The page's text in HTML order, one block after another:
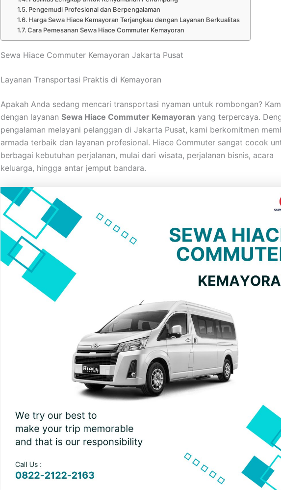
Pengemudi Profesional dan Berpengalaman
Harga Sewa Hiace Kemayoran Terjangkau dengan Layanan Berkualitas
Cara Pemesanan Sewa Hiace Commuter Kemayoran
Sewa Hiace Commuter Kemayoran Jakarta Pusat
Layanan Transportasi Praktis di Kemayoran
Apakah Anda sedang mencari transportasi nyaman untuk rombongan?
dengan layanan Sewa Hiace Commuter Kemayoran yang terpercaya.
pengalaman melayani pelanggan di Jakarta Pusat, kami berkomitmen
armada terbaik dan layanan profesional. Hiace Commuter sangat cocok
berbagai kebutuhan perjalanan, mulai dari wisata, perjalanan bisnis, acara
keluarga, hingga antar jemput bandara.